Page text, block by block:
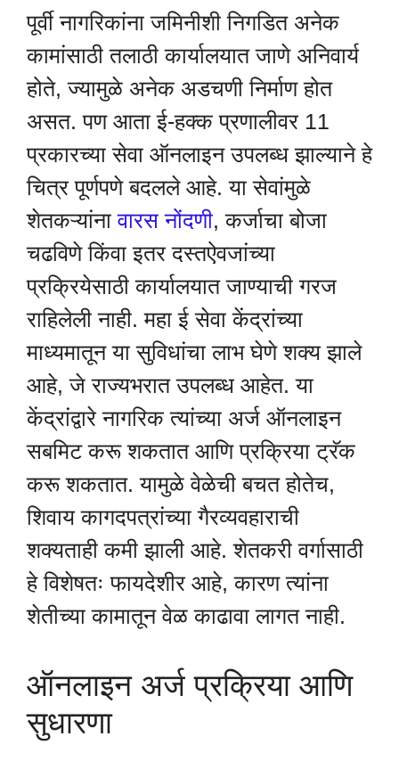
पूर्वी नागरिकांना जमिनीशी निगडित अनेक
कामांसाठी तलाठी कार्यालयात जाणे अनिवार्य
होते, ज्यामुळे अनेक अडचणी निर्माण होत
असत. पण आता ई-हक्क प्रणालीवर 11
प्रकारच्या सेवा ऑनलाइन उपलब्ध झाल्याने हे
चित्र पूर्णपणे बदलले आहे. या सेवांमुळे
शेतकऱ्यांनावारस नोंदणी, कर्जाचा बोजा
चढविणे किंवा इतर दस्तऐवजांच्या
प्रक्रियेसाठी कार्यालयात जाण्याची गरज
राहिलेली नाही. महा ई सेवा केंद्रांच्या
माध्यमातून या सुविधांचा लाभ घेणे शक्य झाले
आहे, जे राज्यभरात उपलब्ध आहेत. या
केंद्रांद्वारे नागरिक त्यांच्या अर्ज ऑनलाइन
सबमिट करू शकतात आणि प्रक्रिया ट्रॅक
करू शकतात. यामुळे वेळेची बचत होतेच,
शिवाय कागदपत्रांच्या गैरव्यवहाराची
शक्यताही कमी झाली आहे. शेतकरी वर्गासाठी
हे विशेषतः फायदेशीर आहे, कारण त्यांना
शेतीच्या कामातून वेळ काढावा लागत नाही.
ऑनलाइन अर्ज प्रक्रिया आणि
सुधारणा